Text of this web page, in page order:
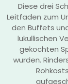
Diese drei
Leitfaden zum
den Buffets
lukullischen
gekochten
wurden.